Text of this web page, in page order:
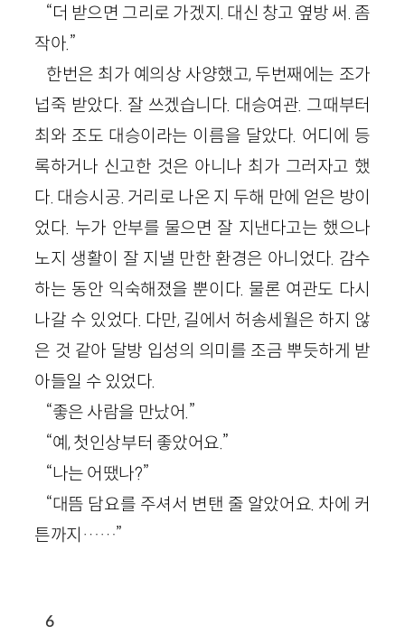
“더 받으면 그리로 가겠지. 대신 창고 옆방 써. 좀
작아.”
한번은 최가 예의상 사양했고, 두번째에는 조가
넙죽 받았다. 잘 쓰겠습니다. 대승여관. 그때부터
최와 조도 대승이라는 이름을 달았다. 어디에 등
록하거나 신고한 것은 아니나 최가 그러자고 했
다. 대승시공. 거리로 나온 지 두해 만에 얻은 방이
었다. 누가 안부를 물으면 잘 지낸다고는 했으나
노지 생활이 잘 지낼 만한 환경은 아니었다. 감수
하는 동안 익숙해졌을 뿐이다. 물론 여관도 다시
나갈 수 있었다. 다만, 길에서 허송세월은 하지 않
은 것 같아 달방 입성의 의미를 조금 뿌듯하게 받
아들일 수 있었다.
“좋은 사람을 만났어.”
“예, 첫인상부터 좋았어요.”
“나는 어땠나?”
“대뜸 담요를 주셔서 변탠 줄 알았어요. 차에 커
튼까지……”
6